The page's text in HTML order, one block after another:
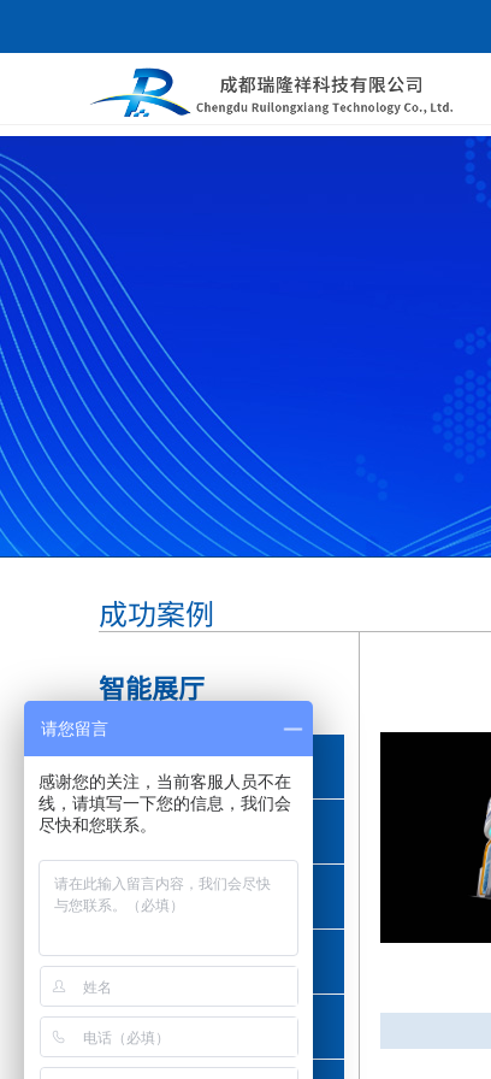
成功案例
智能展厅
工业制造
信息科技
请您留言
感谢您的关注，当前客服人员不在
线，请填写一下您的信息，我们会
尽快和您联系。